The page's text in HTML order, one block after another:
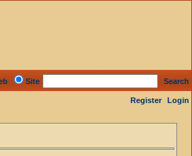
Site
Search
Register Login